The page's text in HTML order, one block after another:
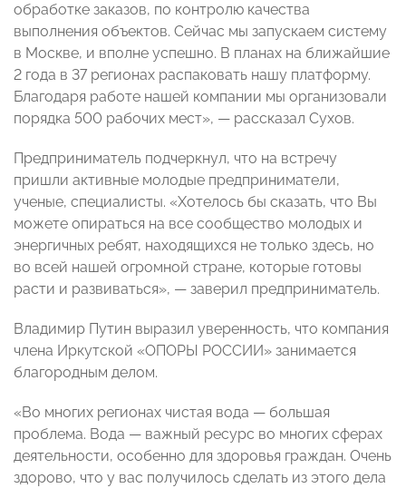
обработке заказов, по контролю качества
выполнения объектов. Сейчас мы запускаем систему
в Москве, и вполне успешно. В планах на ближайшие
2 года в 37 регионах распаковать нашу платформу.
Благодаря работе нашей компании мы организовали
порядка 500 рабочих мест», — рассказал Сухов.
Предприниматель подчеркнул, что на встречу
пришли активные молодые предприниматели,
ученые, специалисты. «Хотелось бы сказать, что Вы
можете опираться на все сообщество молодых и
энергичных ребят, находящихся не только здесь, но
во всей нашей огромной стране, которые готовы
расти и развиваться», — заверил предприниматель.
Владимир Путин выразил уверенность, что компания
члена Иркутской «ОПОРЫ РОССИИ» занимается
благородным делом.
«Во многих регионах чистая вода — большая
проблема. Вода — важный ресурс во многих сферах
деятельности, особенно для здоровья граждан. Очень
здорово, что у вас получилось сделать из этого дела